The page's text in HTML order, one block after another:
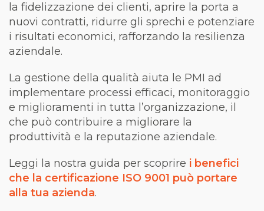
la fidelizzazione dei clienti, aprire la porta a
nuovi contratti, ridurre gli sprechi e potenziare
i risultati economici, rafforzando la resilienza
aziendale.
La gestione della qualità aiuta le PMI ad
implementare processi efficaci, monitoraggio
e miglioramenti in tutta l’organizzazione, il
che può contribuire a migliorare la
produttività e la reputazione aziendale.
Leggi la nostra guida per scoprire i benefici
che la certificazione ISO 9001 può portare
alla tua azienda.